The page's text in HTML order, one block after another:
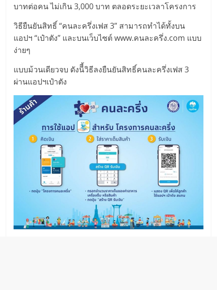
บาทต่อคน ไม่เกิน 3,000 บาท ตลอดระยะเวลาโครงการ
วิธียืนยันสิทธิ์ “คนละครึ่งเฟส 3” สามารถทำได้ทั้งบน
แอปฯ “เป๋าตัง” และบนเว็บไซต์ www.คนละครึ่ง.com แบบ
ง่ายๆ
แบบม้วนเดียวจบ ดังนีี้วิธีลงยืนยันสิทธิ์คนละครึ่งเฟส 3
ผ่านแอปฯเป๋าตัง